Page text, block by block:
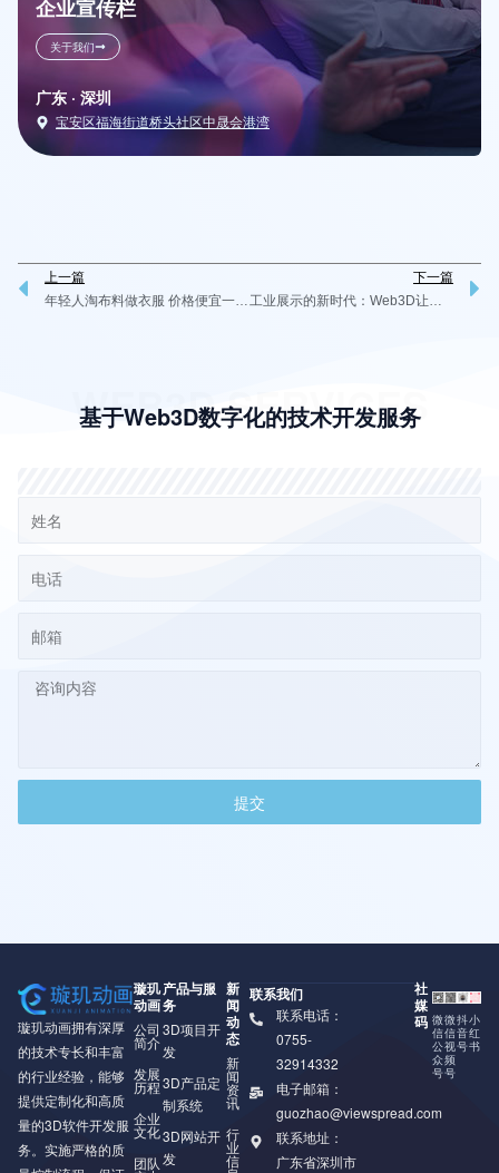
企业宣传栏
关于我们
广东 · 深圳
宝安区福海街道桥头社区中晟会港湾
Prev
上一篇
年轻人淘布料做衣服 价格便宜一半 线上3D个性化定制风潮兴起
下一篇
工业展示的新时代：Web3D让企业“看得见的实力”走向世界
WEB3D SERVICES
基于Web3D数字化的技术开发服务
提交
璇玑动画拥有深厚
的技术专长和丰富
的行业经验，能够
提供定制化和高质
量的3D软件开发服
务。实施严格的质
璇玑
动画
公司
简介
发展
历程
企业
文化
团队
产品与服
务
3D项目开
发
3D产品定
制系统
3D网站开
发
新
闻
动
态
新
闻
资
讯
行
业
信
联系我们
联系电话：
0755-
32914332
电子邮箱：
guozhao@viewspread.com
联系地址：
广东省深圳市
社
媒
码 微
信
公
众
号
微
信
视
频
号
抖
音
号
小
红
书